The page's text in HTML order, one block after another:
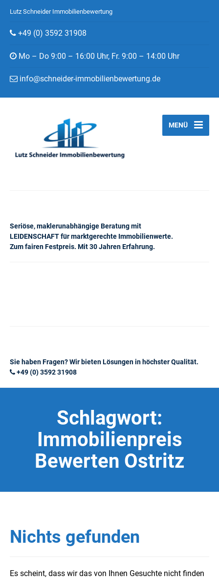
Lutz Schneider Immobilienbewertung
+49 (0) 3592 31908
Mo – Do 9:00 – 16:00 Uhr, Fr. 9:00 – 14:00 Uhr
info@schneider-immobilienbewertung.de
Seriöse, maklerunabhängige Beratung mit
LEIDENSCHAFT für marktgerechte Immobilienwerte.
Zum fairen Festpreis. Mit 30 Jahren Erfahrung.
MENÜ
Sie haben Fragen? Wir bieten Lösungen in höchster Qualität.
+49 (0) 3592 31908
Schlagwort:
Immobilienpreis
Bewerten Ostritz
Nichts gefunden
Es scheint, dass wir das von Ihnen Gesuchte nicht finden